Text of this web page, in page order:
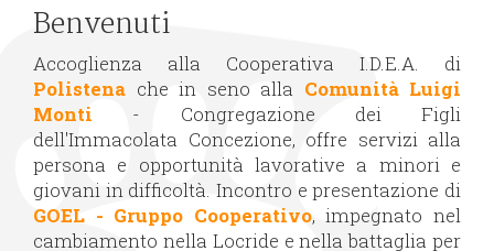
Benvenuti
Accoglienza alla Cooperativa I.D.E.A. di
Polistena che in seno alla Comunità Luigi
Monti - Congregazione dei Figli
dell'Immacolata Concezione, offre servizi alla
persona e opportunità lavorative a minori e
giovani in difficoltà. Incontro e presentazione di
GOEL - Gruppo Cooperativo, impegnato nel
cambiamento nella Locride e nella battaglia per